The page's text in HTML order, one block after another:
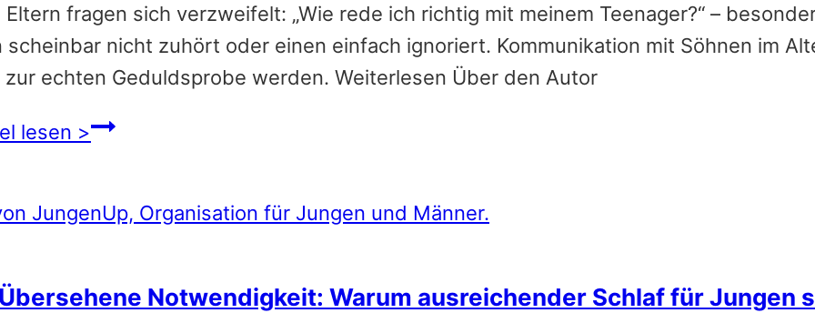
Eltern fragen sich verzweifelt: „Wie rede ich richtig mit meinem Teenager?“ –
scheinbar nicht zuhört oder einen einfach ignoriert. Kommunikation mit Söhnen im
zur echten Geduldsprobe werden. Weiterlesen Über den Autor
lesen >Kommunikation
–
AnsagenNotwendigkeit: Warum ausreichender Schlaf für Jungen